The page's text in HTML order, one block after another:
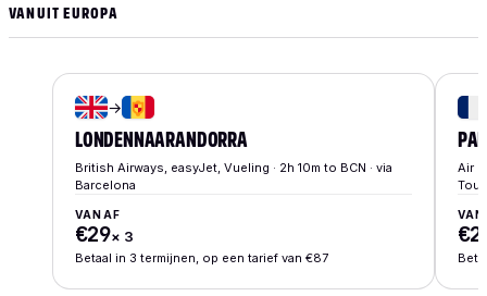
VANUIT EUROPA
→
LONDEN NAARANDORRA
British Airways, easyJet, Vueling · 2h 10m to BCN · via
Barcelona
VANAF
€29× 3
Betaal in 3 termijnen, op een tarief van €87
Air